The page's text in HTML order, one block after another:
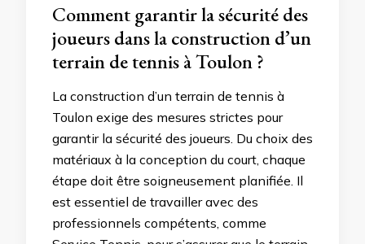
Comment garantir la sécurité des
joueurs dans la construction d’un
terrain de tennis à Toulon ?
La construction d’un terrain de tennis à
Toulon exige des mesures strictes pour
garantir la sécurité des joueurs. Du choix des
matériaux à la conception du court, chaque
étape doit être soigneusement planifiée. Il
est essentiel de travailler avec des
professionnels compétents, comme